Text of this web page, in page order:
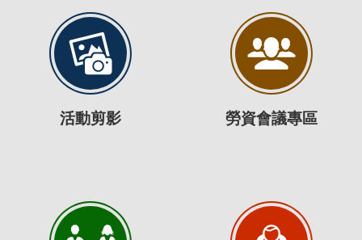
活動剪影 勞資會議專區